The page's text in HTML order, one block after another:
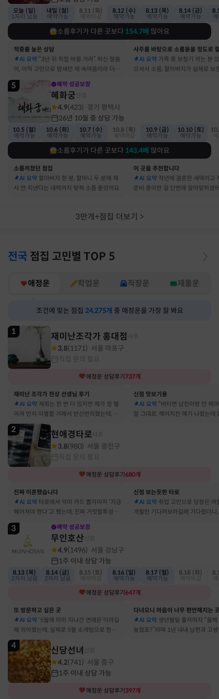
오늘 (일)
1자리 남음
내일 (월)
예약가능
8.11 (화)
8.12 (수)
예약가능
8.13 (목)
예약가능
8.14 (금)
예약가능
소름후기가 다른 곳보다 154.7배 많아요
적중률 높은 상담
AI 요약 “3년 뒤 직업 바뀔 거라” 하신 말씀
이, 이직 고민으로 밤새던 제 속마음이라 더 신
기했어요
AI 요약 가족 중 보청기 끼는 분
으셔서 소름, 할아버지가 실제로 보
5 예약 성공보장
혜화궁
4.9(423) 경기 평택시
26년 10월 중 상담 가능
10.5 (월)
예약가능
10.6 (화)
예약가능
10.7 (수)
예약가능
10.8 (목)
10.9 (금)
예약가능
10.10 (토)
예약가능
소름후기가 다른 곳보다 143.4배 많아요
소름끼쳤던 점집
AI 요약 할아버지 한 분, 할머니 두 분에 제
사 안 지낸다는 내력까지 맞혀 소름 돋았어요
이 곳을 추천합니다
AI 요약 작년에 결혼한 새댁이고
준비 중이란 걸 단번에 알아맞히셨
3만개+점집 더보기 >
전국 점집 고민별 TOP 5
애정운 학업운 직장운 재물운
조건에 맞는 점집 24,275개 중 애정운을 가장 잘 봐요
1 재미난조각가 홍대점
3.8(1171) 서울 마포구
애정운 상담후기 737개
재미난 조각가 천상 선생님 후기
AI 요약 재회는 한 번 더 있지만 제가 정 떨
어져 먼저 이별할 거래서 반신반의했는데, 정
말 재회 후 제가 먼저 헤어지자고 했어요
신점 맛보기용
AI 요약 “버티면 남친이랑 안 헤
말 그대로, 헤어지잔 얘기 나왔는데
2 현애경타로
3.8(980) 서울 광진구
애정운 상담후기 680개
진짜 이혼했습니다
AI 요약 타로에서 악마 카드 뽑자마자 ‘지금
헤어져야 한다’고 했는데, 진짜 거짓말투성이
결혼 생활 끝에 이혼 숙고 중이에요
신점 보는듯한 타로
AI 요약 취업 고민으로 당장은 어
개월만 기다려보라길래 기다렸더니
3 예약 성공보장
무인호산
4.9(1496) 서울 강남구
1주 이내 상담 가능
8.13 (목)
2자리 남음
8.14 (금)
2자리 남음
8.15 (토)
8.16 (일)
예약가능
8.17 (월)
예약가능
8.18 (화)
애정운 상담후기 647개
또 방문하고 싶은 곳
AI 요약 ‘5월에 이미 지나간 연애운’이라길
래 의아했는데, 실제로 5월 소개팅으로 한참
고민했던 사람이 있었어요
다녀오니 마음이 너무 편안해지는
AI 요약 생년월일 풀자마자 “올
놓쳤죠?”라며 1년 내내 남편과 고
4 신당선녀
4.2(741) 서울 중구
1주 이내 상담 가능
애정운 상담후기 397개